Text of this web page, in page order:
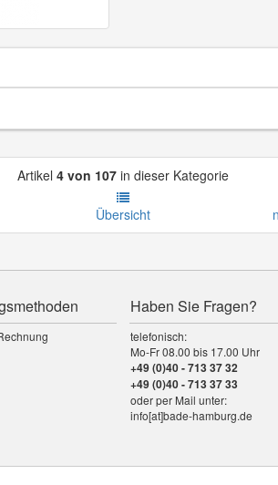
Artikel 4 von 107 in dieser Kategorie
Übersicht
Haben Sie Fragen?
telefonisch:
Mo-Fr 08.00 bis 17.00 Uhr
+49 (0)40 - 713 37 32
+49 (0)40 - 713 37 33
oder per Mail unter:
info[at]bade-hamburg.de